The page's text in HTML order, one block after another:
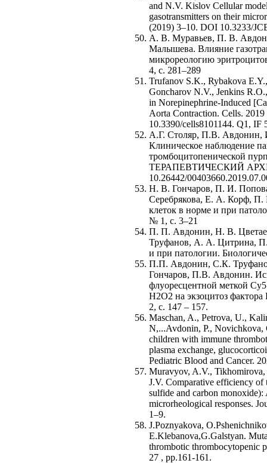
and N.V. Kislov Cellular
gasotransmitters on their
(2019) 3–10. DOI 10.3233/
А. В. Муравьев, П. В.
Малышева. Влияние
микрореологию
4, с. 281–289
Trufanov S.K., Rybakova
Goncharov N.V., Jenkins
in Norepinephrine-Induced
Aorta Contraction. Cells.
10.3390/cells8101144. Q1, IF
А.Г. Столяр, П.В. Авдонин,
Клиническое наблюдение
тромбоцитопенической
ТЕРАПЕВТИЧЕСКИЙ
10.26442/
Н. В. Гончаров, П. И.
Серебрякова, Е. А. Корф,
клеток в норме и при
№ 1, с. 3–21
П. П. Авдонин, Н. В.
Труфанов, А. А. Цитрина,
и при патологии.
П.П. Авдонин, С.К.
Гончаров, П.В. Авдонин.
флуоресцентной меткой
Н2О2 на экзоцитоз
2, с. 147 – 157.
Maschan, A., Petrova, U.,
N,...Avdonin, P., Novichkova,
children with immune
plasma exchange,
Pediatric Blood and Cancer.
Muravyov, A.V.,
J.V. Comparative efficiency of
sulfide and carbon
microrheological responses.
1–9.
J.Poznyakova,
E.Klebanova,G.Galstyan.
thrombotic thrombocytopenic
27 , pp.161-161.